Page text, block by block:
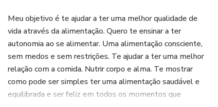
Meu objetivo é te ajudar a ter uma melhor qualidade de
vida através da alimentação. Quero te ensinar a ter
autonomia ao se alimentar. Uma alimentação consciente,
sem medos e sem restrições. Te ajudar a ter uma melhor
relação com a comida. Nutrir corpo e alma. Te mostrar
como pode ser simples ter uma alimentação saudável e
equilibrada e ser feliz em todos os momentos que